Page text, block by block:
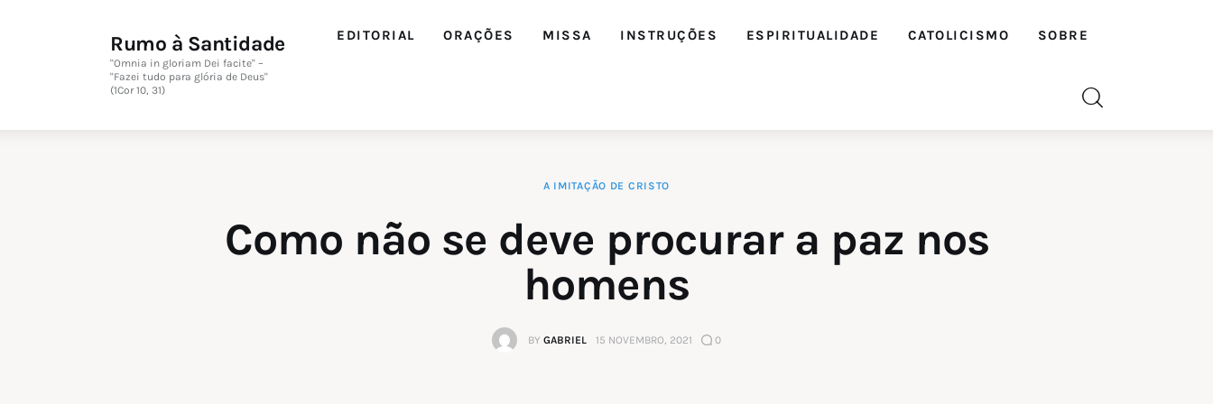
Rumo à Santidade
"Omnia in gloriam Dei facite" –
"Fazei tudo para glória de Deus"
(1Cor 10, 31)
EDITORIAL ORAÇÕES MISSA INSTRUÇÕES ESPIRITUALIDADE CATOLICISMO SOBRE
Editorial
Instruções
A IMITAÇÃO DE CRISTO
Como não se deve procurar a paz nos
homens
BY GABRIEL 15 NOVEMBRO, 2021 0